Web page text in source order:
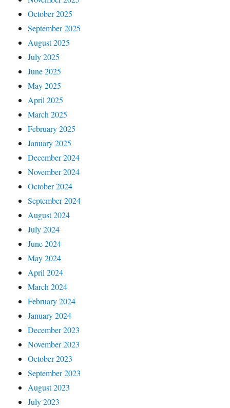
October 2025
September 2025
August 2025
July 2025
June 2025
May 2025
April 2025
March 2025
February 2025
January 2025
December 2024
November 2024
October 2024
September 2024
August 2024
July 2024
June 2024
May 2024
April 2024
March 2024
February 2024
January 2024
December 2023
November 2023
October 2023
September 2023
August 2023
July 2023